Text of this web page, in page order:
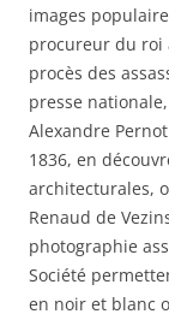
images
procureur du roi
procès des
presse
Alexandre
1836, en
architecturales,
Renaud de
photographie
Société
en noir et blanc